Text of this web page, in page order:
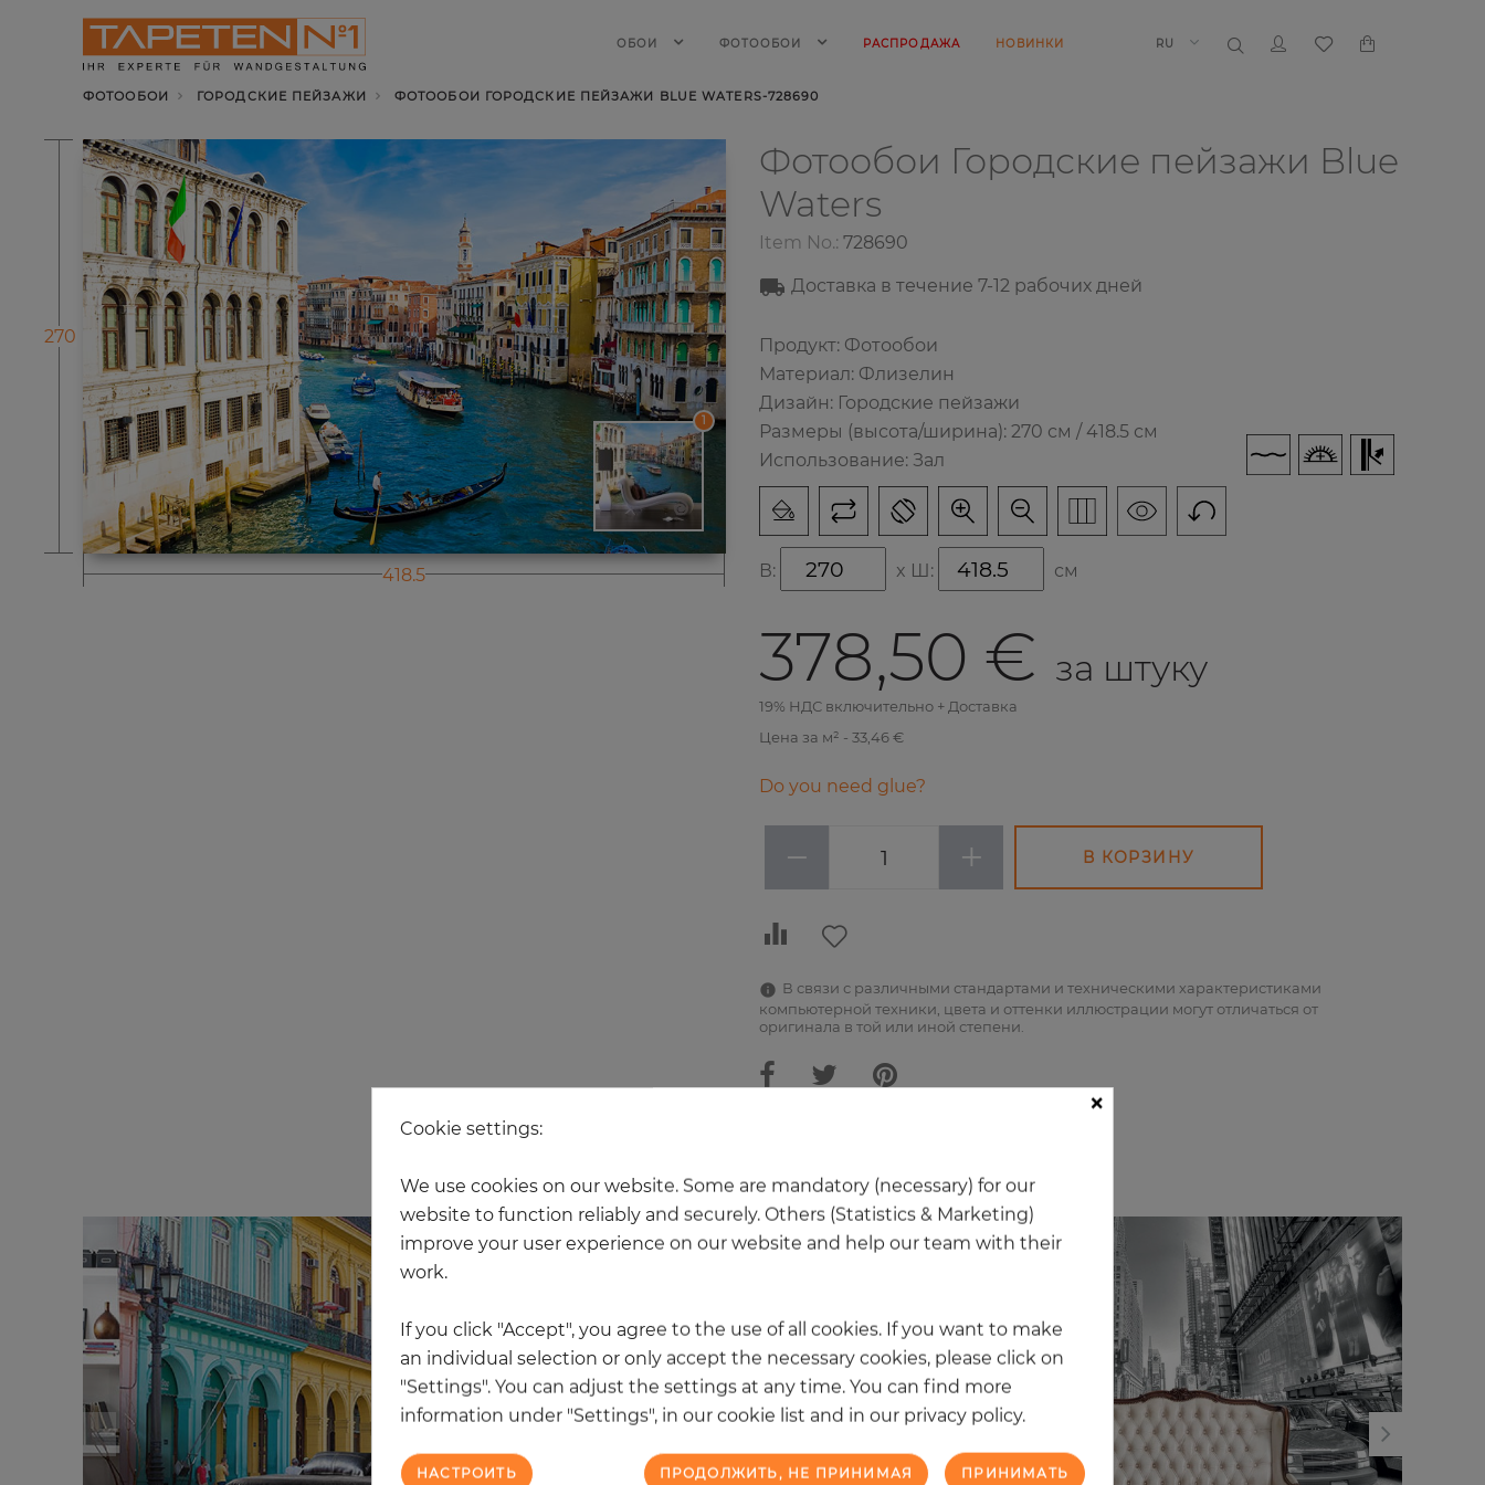
ОБОИ ФОТООБОИ РАСПРОДАЖА НОВИНКИ RU
ФОТООБОИ ГОРОДСКИЕ ПЕЙЗАЖИ ФОТООБОИ ГОРОДСКИЕ ПЕЙЗАЖИ BLUE WATERS-728690
1
270
418.5
Фотообои Городские пейзажи Blue
Waters
Item No.: 728690
Доставка в течение 7-12 рабочих дней
Продукт: Фотообои
Материал: Флизелин
Дизайн: Городские пейзажи
Размеры (высота/ширина): 270 см / 418.5 см
Использование: Зал
В: x Ш: см
378,50 € за штуку
19% НДС включительно + Доставка
Цена за м² - 33,46 €
Do you need glue?
− + В КОРЗИНУ
В связи с различными стандартами и техническими характеристиками
компьютерной техники, цвета и оттенки иллюстрации могут отличаться от
оригинала в той или иной степени.
×
Cookie settings:
We use cookies on our website. Some are mandatory (necessary) for our
website to function reliably and securely. Others (Statistics & Marketing)
improve your user experience on our website and help our team with their
work.
If you click "Accept", you agree to the use of all cookies. If you want to make
an individual selection or only accept the necessary cookies, please click on
"Settings". You can adjust the settings at any time. You can find more
information under "Settings", in our cookie list and in our privacy policy.
ПРИНИМАТЬ
ПРОДОЛЖИТЬ, НЕ ПРИНИМАЯ
НАСТРОИТЬ